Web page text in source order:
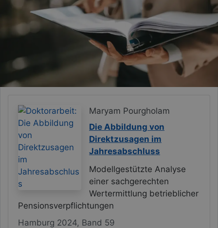
Maryam Pourgholam
Die Abbildung von
Direktzusagen im
Jahresabschluss
Modellgestützte Analyse
einer sachgerechten
Wertermittlung betrieblicher
Pensionsverpflichtungen
Hamburg 2024, Band 59